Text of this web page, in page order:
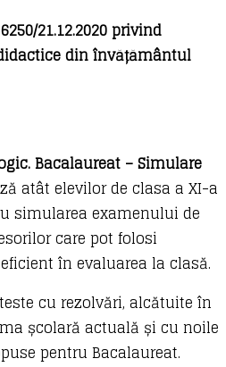
21.12.2020 privind
din învățământul
Bacalaureat – Simulare
atât elevilor de clasa a XI-a
simularea examenului de
care pot folosi
în evaluarea la clasă.
cu rezolvări, alcătuite în
școlară actuală și cu noile
pentru Bacalaureat.